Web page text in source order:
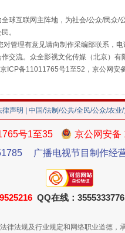
珠宝鉴定乱象
球互联网主阵地，为社会/公众/民众
。
管理有意见请向制作采编部联系，
交流。众全影视文化传媒（北京）有
ICP备11011765号1至52，京公网安
律声明 | 中国/法制/公共/全民/公众/农
号1至35
京公网安备
广播电视节目制作经
QQ在线：
律法规及行业规定和网络职业道德